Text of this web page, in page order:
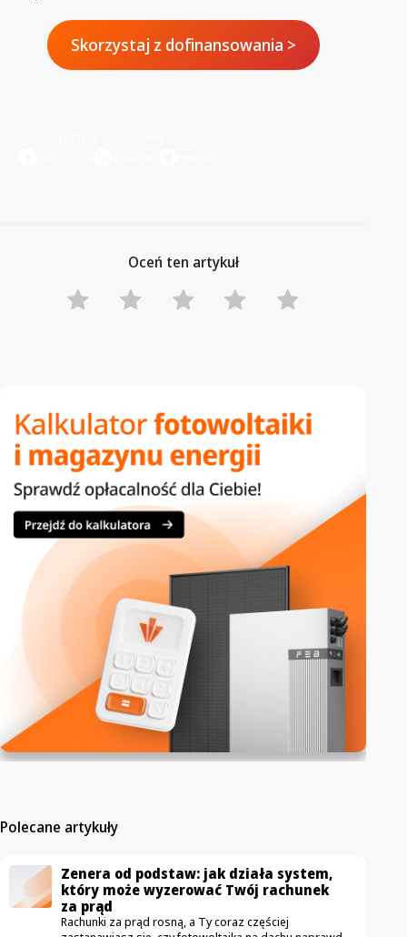
Skorzystaj z dofinansowania >
Oceń ten artykuł
Polecane artykuły
Zenera od podstaw: jak działa system,
który może wyzerować Twój rachunek
za prąd
Rachunki za prąd rosną, a Ty coraz częściej